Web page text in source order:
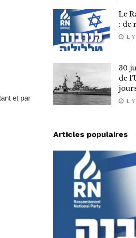
et par
Le
: de
IL Y
30
de
IL Y
Articles populaires